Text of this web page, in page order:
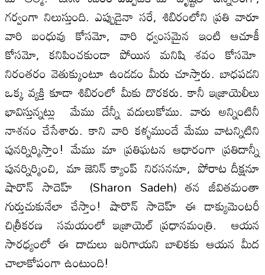
గర్వంగా నిలుస్తుంది. ఎప్పుడైనా సరే, శిబిరంలోని ప్రతి వారూ
వారి బంధువు కోసమో, వారి ధ్వంసమైన ఇంటి ఆచూకీ
కోసమో, కనిపించకుండా పోయిన మనిషి శవం కోసమో
నిరంతరం వెతుక్కుంటూ ఉండడం మీరు చూస్తారు. బాధపడని
ఒక్క వ్యక్తి కూడా శిబిరంలో మీకు దొరకరు. కానీ ఇజ్రాయెలీలు
భావిస్తున్నట్లు మేము దేన్నీ వదులుకోము. వారు అన్నింటినీ
నాశనం చేసేశారు. కాని వారి కళ్ళముందే మేము వాటన్నిటిని
పునర్నిర్మిస్తాం! మేము మా ప్రతిఘటన ఆధారంగా ప్రతిదాన్నీ
పునర్నిర్మించి, మా జెనిన్ క్యాంప్ నిరసననూ, పోరాట దీక్షనూ
షారొన్ సాదెహ్ (Sharon Sadeh) తన జీవితమంతా
గుర్తుచుకునేలా చేస్తాం! షారొన్ సాదెహ్ ఈ డాక్యుమెంటరీ
చిత్రీకరణ సమయంలో ఇజ్రాయెల్ ప్రధానమంత్రి. ఆయన
సారధ్యంలో ఈ దాడులు జరిగాయని బాలికకు ఆయన మీద
చాలాకోపంగా ఉంటుంది!